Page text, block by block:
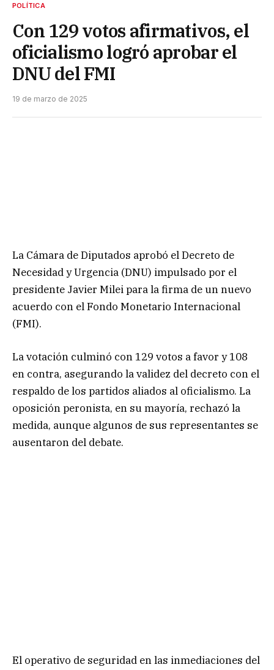
POLÍTICA
Con 129 votos afirmativos, el
oficialismo logró aprobar el
DNU del FMI
19 de marzo de 2025
La Cámara de Diputados aprobó el Decreto de
Necesidad y Urgencia (DNU) impulsado por el
presidente Javier Milei para la firma de un nuevo
acuerdo con el Fondo Monetario Internacional
(FMI).
La votación culminó con 129 votos a favor y 108
en contra, asegurando la validez del decreto con el
respaldo de los partidos aliados al oficialismo. La
oposición peronista, en su mayoría, rechazó la
medida, aunque algunos de sus representantes se
ausentaron del debate.
El operativo de seguridad en las inmediaciones del